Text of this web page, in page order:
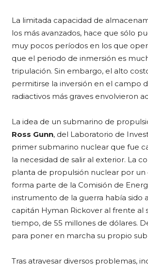
La limitada capacidad de
los más avanzados, hace que sólo
muy pocos períodos en los que
que el periodo de inmersión es
tripulación. Sin embargo, el alto
permitirse la inversión en el campo
radiactivos más graves envolvieron
La idea de un submarino de
Ross Gunn, del Laboratorio de
primer submarino nuclear que fue
la necesidad de salir al exterior. La
planta de propulsión nuclear por
forma parte de la Comisión de
instrumento de la guerra había sido
capitán Hyman Rickover al frente al
tiempo, de 55 millones de dólares.
para poner en marcha su propio
Tras atravesar diversos problemas,